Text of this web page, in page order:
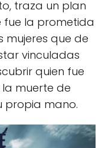
traza un plan
fue la prometida
mujeres que de
vinculadas
quien fue
muerte de
propia mano.